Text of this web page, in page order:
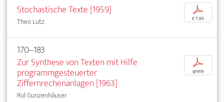
Stochastische Texte [1959]
Theo Lutz
p
€ 7,95
170–183
Zur Synthese von Texten mit Hilfe
programmgesteuerter
Ziffernrechenanlagen [1963]
Rul Gunzenhäuser
p
gratis